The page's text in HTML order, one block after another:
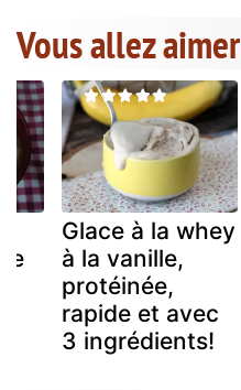
Vous allez aimer
Glace à la whey
à la vanille,
protéinée,
rapide et avec
3 ingrédients!